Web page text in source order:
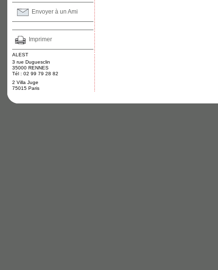
Envoyer à un Ami
Imprimer
ALEST
3 rue Duguesclin
35000 RENNES
Tél : 02 99 79 28 82
2 Villa Juge
75015 Paris